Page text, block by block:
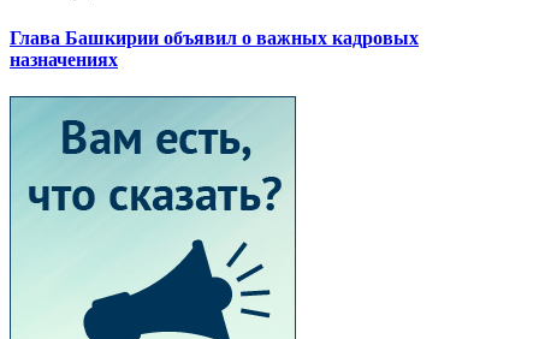
Глава Башкирии объявил о важных кадровых
назначениях